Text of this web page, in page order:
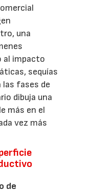
una
al impacto
sequías
fases de
dibuja una
más en el
vez más
de